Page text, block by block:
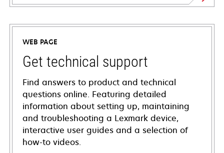
WEB PAGE
Get technical support
Find answers to product and technical
questions online. Featuring detailed
information about setting up, maintaining
and troubleshooting a Lexmark device,
interactive user guides and a selection of
how-to videos.